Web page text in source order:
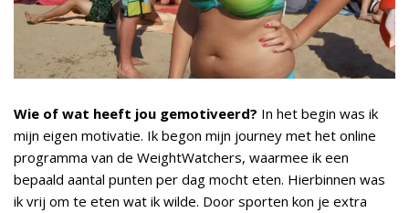
Wie of wat heeft jou gemotiveerd? In het begin was ik
mijn eigen motivatie. Ik begon mijn journey met het online
programma van de WeightWatchers, waarmee ik een
bepaald aantal punten per dag mocht eten. Hierbinnen was
ik vrij om te eten wat ik wilde. Door sporten kon je extra